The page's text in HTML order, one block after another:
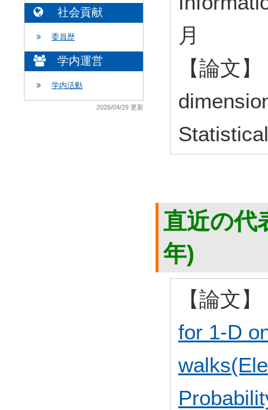
社会貢献
委員歴
学内運営
学内活動
2026/04/29 更新
月
【論文
直近の代
年)
【論文】
for 1-D